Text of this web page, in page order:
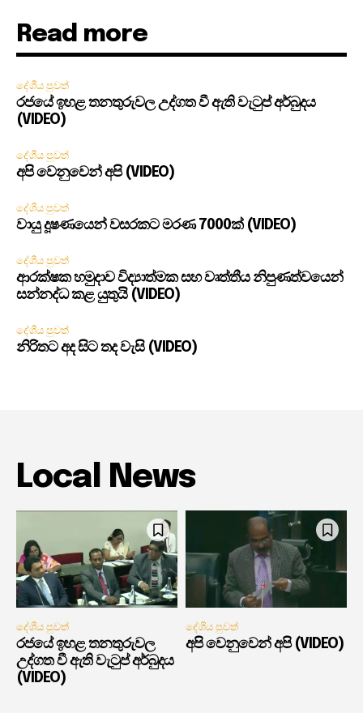
Read more
දේශීය පුවත්
රජයේ ඉහළ තනතුරුවල උද්ගත වී ඇති වැටුප් අර්බුදය
(VIDEO)
දේශීය පුවත්
අපි වෙනුවෙන් අපි (VIDEO)
දේශීය පුවත්
වායු දූෂණයෙන් වසරකට මරණ 7000ක් (VIDEO)
දේශීය පුවත්
ආරක්ෂක හමුදාව විද්‍යාත්මක සහ වෘත්තීය නිපුණත්වයෙන්
සන්නද්ධ කළ යුතුයි (VIDEO)
දේශීය පුවත්
නිරිතට අද සිට තද වැසි (VIDEO)
Local News
දේශීය පුවත්
රජයේ ඉහළ තනතුරුවල
උද්ගත වී ඇති වැටුප් අර්බුදය
(VIDEO)
දේශීය පුවත්
අපි වෙනුවෙන් අපි (VIDEO)